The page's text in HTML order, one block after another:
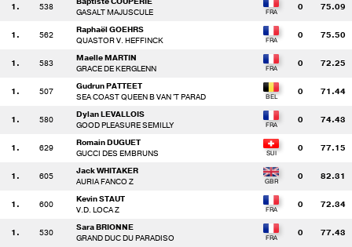
1. 538
GASALT MAJUSCULE
0 75.09
1. 562
Raphaël GOEHRS
QUASTOR V. HEFFINCK
0 75.50
1. 583
Maelle MARTIN
GRACE DE KERGLENN
0 72.25
1. 507
Gudrun PATTEET
SEA COAST QUEEN B VAN 'T PARAD
0 71.44
1. 580
Dylan LEVALLOIS
GOOD PLEASURE SEMILLY
0 74.43
1. 629
Romain DUGUET
GUCCI DES EMBRUNS
0 77.15
1. 605
Jack WHITAKER
AURIA FANCO Z
0 82.31
1. 600
Kevin STAUT
V.D. LOCA Z
0 72.34
1. 530
Sara BRIONNE
GRAND DUC DU PARADISO
0 77.43